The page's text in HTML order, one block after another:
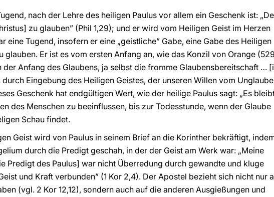
nach der Lehre des heiligen Paulus vor allem ein Geschenk ist:
zu glauben” (Phil 1,29); und er wird vom Heiligen Geist im Herzen
eine Tugend, insofern er eine „geistliche” Gabe, eine Gabe des Heiligen
glauben. Er ist es vom ersten Anfang an, wie das Konzil von Orange
Anfang des Glaubens, ja selbst die fromme Glaubensbereitschaft …
Eingebung des Heiligen Geistes, der unseren Willen vom
Geschenk hat endgültigen Wert, wie der heilige Paulus sagt: „Es
des Menschen zu beeinflussen, bis zur Todesstunde, wenn der Glaube
Schau findet.
Geist wird von Paulus in seinem Brief an die Korinther bekräftigt,
durch die Predigt geschah, in der der Geist am Werk war: „Meine
Predigt des Paulus] war nicht Überredung durch gewandte und kluge
und Kraft verbunden” (1 Kor 2,4). Der Apostel bezieht sich nicht nur
(vgl. 2 Kor 12,12), sondern auch auf die anderen Ausgießungen und